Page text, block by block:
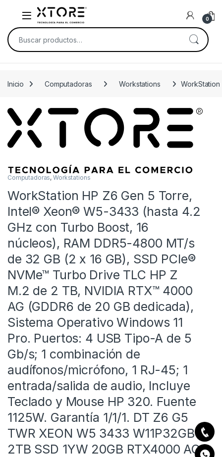
Skip to navigation
Skip to content
0
Buscar por:
Inicio Computadoras Workstations WorkStation
Computadoras,Workstations
WorkStation HP Z6 Gen 5 Torre,
Intel® Xeon® W5-3433 (hasta 4.2
GHz con Turbo Boost, 16
núcleos), RAM DDR5-4800 MT/s
de 32 GB (2 x 16 GB), SSD PCIe®
NVMe™ Turbo Drive TLC HP Z
M.2 de 2 TB, NVIDIA RTX™ 4000
AG (GDDR6 de 20 GB dedicada),
Sistema Operativo Windows 11
Pro. Puertos: 4 USB Tipo-A de 5
Gb/s; 1 combinación de
audífonos/micrófono, 1 RJ-45; 1
entrada/salida de audio, Incluye
Teclado y Mouse HP 320. Fuente
1125W. Garantía 1/1/1. DT Z6 G5
TWR XEON W5 3433 W11P32GB
2TB SSD 1YW 20GB RTX4000 AG